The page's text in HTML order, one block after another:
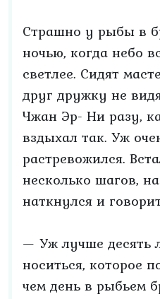
Страшно у рыбы в
ночью, когда небо
светлее. Сидят
друг дружку не
Чжан Эр- Ни разу,
вздыхал так. Уж
растревожился.
несколько шагов,
наткнулся и
— Уж лучше десять
носиться, которое
чем день в рыбьем